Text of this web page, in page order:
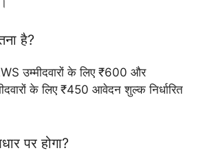
है?
उम्मीदवारों के लिए ₹600 और
के लिए ₹450 आवेदन शुल्क निर्धारित
पर होगा?